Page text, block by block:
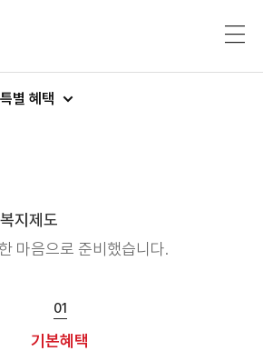
특별 혜택
지제도
마음으로 준비했습니다.
01
기본혜택